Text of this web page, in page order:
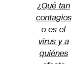
¿Qué tan
contagios
o es el
virus y a
quiénes